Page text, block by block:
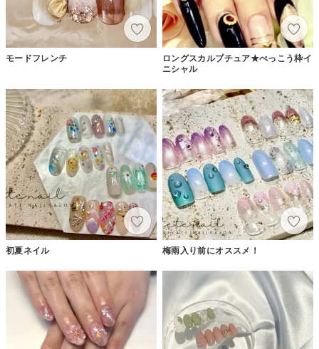
モードフレンチ
ロングスカルプチュア★べっこう枠イ
ニシャル
初夏ネイル 梅雨入り前にオススメ！